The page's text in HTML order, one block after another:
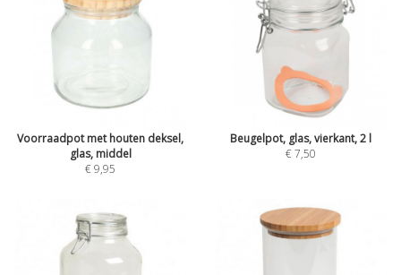
Voorraadpot met houten deksel,
glas, middel
€ 9,95
Beugelpot, glas, vierkant, 2 l
€ 7,50